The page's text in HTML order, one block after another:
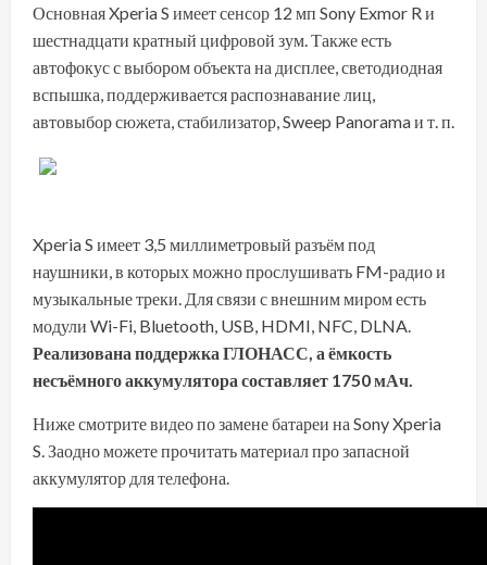
Основная Xperia S имеет сенсор 12 мп Sony Exmor R и
шестнадцати кратный цифровой зум. Также есть
автофокус с выбором объекта на дисплее, светодиодная
вспышка, поддерживается распознавание лиц,
автовыбор сюжета, стабилизатор, Sweep Panorama и т. п.
Xperia S имеет 3,5 миллиметровый разъём под
наушники, в которых можно прослушивать FM-радио и
музыкальные треки. Для связи с внешним миром есть
модули Wi-Fi, Bluetooth, USB, HDMI, NFC, DLNA.
Реализована поддержка ГЛОНАСС, а ёмкость
несъёмного аккумулятора составляет 1750 мАч.
Ниже смотрите видео по замене батареи на Sony Xperia
S. Заодно можете прочитать материал прозапасной
аккумулятор для телефона.